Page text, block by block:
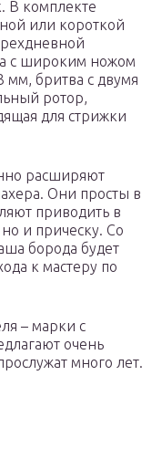
В комплекте
или короткой
с широким ножом
мм, бритва с двумя
ротор,
для стрижки
расширяют
Они просты в
приводить в
и прическу. Со
борода будет
к мастеру по
– марки с
очень
много лет.